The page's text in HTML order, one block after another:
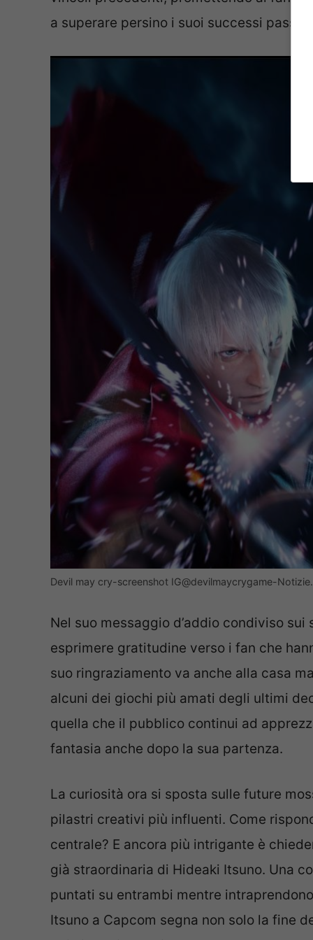
a superare persino i suoi successi passati.
Devil may cry-screenshot IG@devilmaycrygame-
Nel suo messaggio d’addio condiviso
esprimere gratitudine verso i fan che
suo ringraziamento va anche alla casa
alcuni dei giochi più amati degli ultimi
quella che il pubblico continui ad
fantasia anche dopo la sua partenza.
La curiosità ora si sposta sulle future
pilastri creativi più influenti. Come
centrale? E ancora più intrigante è
già straordinaria di Hideaki Itsuno. Una
puntati su entrambi mentre
Itsuno a Capcom segna non solo la fine